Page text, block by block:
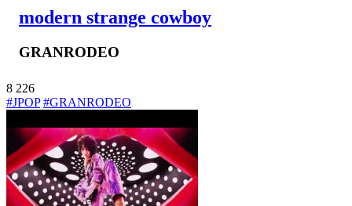
modern strange cowboy
GRANRODEO
8 226
#JPOP #GRANRODEO